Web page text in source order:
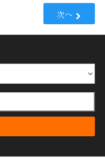
次へ